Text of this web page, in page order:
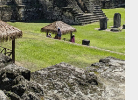
01 02
06 07 08 09
13 14 15 16
lapolítica de privacitat*